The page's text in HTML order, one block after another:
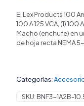
El Lex Products 100
100 A 125 VCA, (1)
Macho (enchufe) en
de hoja recta NEMA
Categorías:
SKU: BNF3-1A2B-